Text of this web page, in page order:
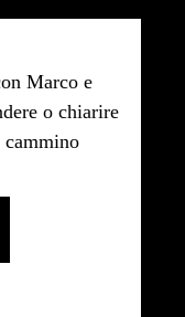
Marco e
o chiarire
cammino